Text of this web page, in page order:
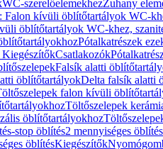
WC-szerelőelemekhezZuhany
Falon kívüli öblítőtartályok WC-
öblítőtartályok WC-khez,
Pótalkatrészek
KiegészítőkCsatlakozók
Falsík alatti
öblítőtartályokDelta falsík alatti
falon kívüli
Töltőszelepek
öblítőtartályokhoz
stop öblítés2 mennyiséges öblítés
öblítésKiegészítők